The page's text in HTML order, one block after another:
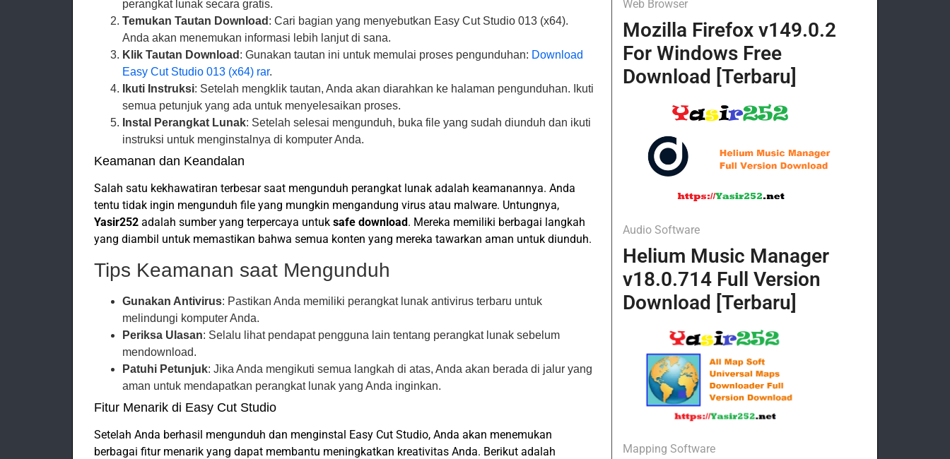
perangkat lunak secara gratis.
Temukan Tautan Download : Cari bagian yang menyebutkan Easy Cut Studio 013 (x64).
Anda akan menemukan informasi lebih lanjut di sana.
Klik Tautan Download : Gunakan tautan ini untuk memulai proses pengunduhan: Download
Easy Cut Studio 013 (x64) rar.
Ikuti Instruksi: Setelah mengklik tautan, Anda akan diarahkan ke halaman pengunduhan. Ikuti
semua petunjuk yang ada untuk menyelesaikan proses.
Instal Perangkat Lunak: Setelah selesai mengunduh, buka file yang sudah diunduh dan ikuti
instruksi untuk menginstalnya di komputer Anda.
Keamanan dan Keandalan
Salah satu kekhawatiran terbesar saat mengunduh perangkat lunak adalah keamanannya. Anda
tentu tidak ingin mengunduh file yang mungkin mengandung virus atau malware. Untungnya,
Yasir252 adalah sumber yang terpercaya untuk safe download . Mereka memiliki berbagai langkah
yang diambil untuk memastikan bahwa semua konten yang mereka tawarkan aman untuk diunduh.
Tips Keamanan saat Mengunduh
Gunakan Antivirus: Pastikan Anda memiliki perangkat lunak antivirus terbaru untuk
melindungi komputer Anda.
Periksa Ulasan: Selalu lihat pendapat pengguna lain tentang perangkat lunak sebelum
mendownload.
Patuhi Petunjuk: Jika Anda mengikuti semua langkah di atas, Anda akan berada di jalur yang
aman untuk mendapatkan perangkat lunak yang Anda inginkan.
Fitur Menarik di Easy Cut Studio
Setelah Anda berhasil mengunduh dan menginstal Easy Cut Studio, Anda akan menemukan
berbagai fitur menarik yang dapat membantu meningkatkan kreativitas Anda. Berikut adalah
Web Browser
Mozilla Firefox v149.0.2
For Windows Free
Download [Terbaru]
Audio Software
Helium Music Manager
v18.0.714 Full Version
Download [Terbaru]
Mapping Software